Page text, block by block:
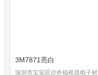
3M7871亮白
深圳市宝安区沙井福裕昌电子材